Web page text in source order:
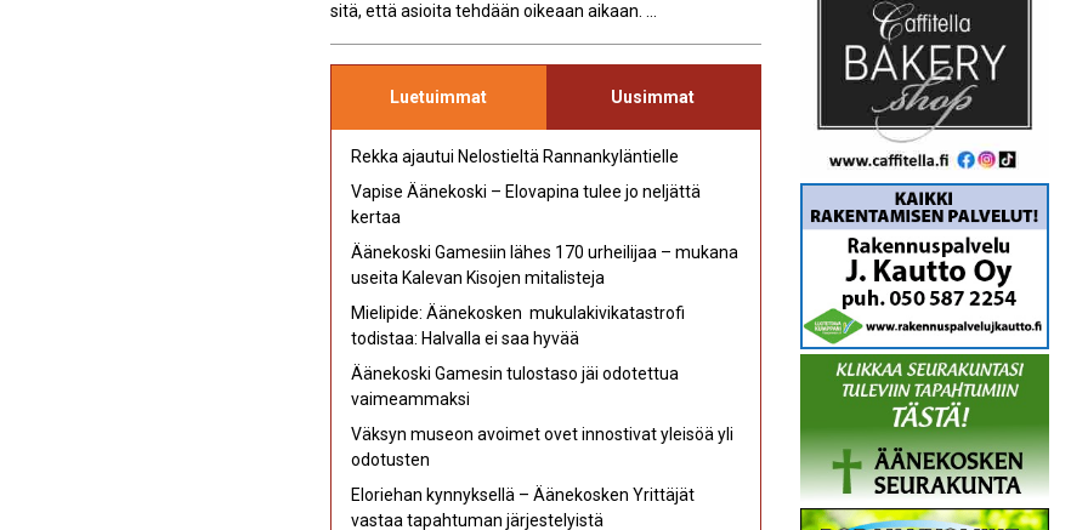
sitä, että asioita tehdään oikeaan aikaan. ...
Luetuimmat Uusimmat
Rekka ajautui Nelostieltä Rannankyläntielle
Vapise Äänekoski – Elovapina tulee jo neljättä
kertaa
Äänekoski Gamesiin lähes 170 urheilijaa – mukana
useita Kalevan Kisojen mitalisteja
Mielipide: Äänekosken mukulakivikatastrofi
todistaa: Halvalla ei saa hyvää
Äänekoski Gamesin tulostaso jäi odotettua
vaimeammaksi
Väksyn museon avoimet ovet innostivat yleisöä yli
odotusten
Eloriehan kynnyksellä – Äänekosken Yrittäjät
vastaa tapahtuman järjestelyistä